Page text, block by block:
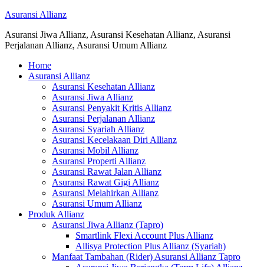
Asuransi Allianz
Asuransi Jiwa Allianz, Asuransi Kesehatan Allianz, Asuransi
Perjalanan Allianz, Asuransi Umum Allianz
Home
Asuransi Allianz
Asuransi Kesehatan Allianz
Asuransi Jiwa Allianz
Asuransi Penyakit Kritis Allianz
Asuransi Perjalanan Allianz
Asuransi Syariah Allianz
Asuransi Kecelakaan Diri Allianz
Asuransi Mobil Allianz
Asuransi Properti Allianz
Asuransi Rawat Jalan Allianz
Asuransi Rawat Gigi Allianz
Asuransi Melahirkan Allianz
Asuransi Umum Allianz
Produk Allianz
Asuransi Jiwa Allianz (Tapro)
Smartlink Flexi Account Plus Allianz
Allisya Protection Plus Allianz (Syariah)
Manfaat Tambahan (Rider) Asuransi Allianz Tapro